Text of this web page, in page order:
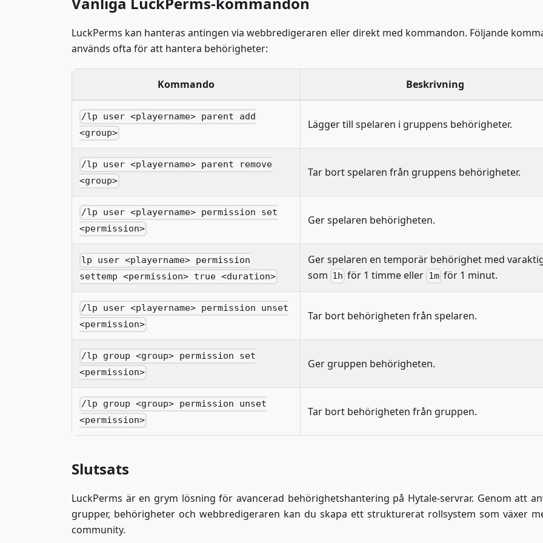
LuckPerms kan hanteras antingen via webbredigeraren eller direkt med kommandon. Följande
används ofta för att hantera behörigheter:
Kommando Beskrivning
/lp user <playername> parent add
<group>
Lägger till spelaren i gruppens behörigheter.
/lp user <playername> parent remove
<group>
Tar bort spelaren från gruppens behörigheter.
/lp user <playername> permission set
<permission>
Ger spelaren behörigheten.
lp user <playername> permission
settemp <permission> true <duration>
Ger spelaren en temporär behörighet med
som 1h för 1 timme eller 1m för 1 minut.
/lp user <playername> permission unset
<permission>
Tar bort behörigheten från spelaren.
/lp group <group> permission set
<permission>
Ger gruppen behörigheten.
/lp group <group> permission unset
<permission>
Tar bort behörigheten från gruppen.
Slutsats
LuckPerms är en grym lösning för avancerad behörighetshantering på Hytale-servrar. Genom att
grupper, behörigheter och webbredigeraren kan du skapa ett strukturerat rollsystem som växer
community.